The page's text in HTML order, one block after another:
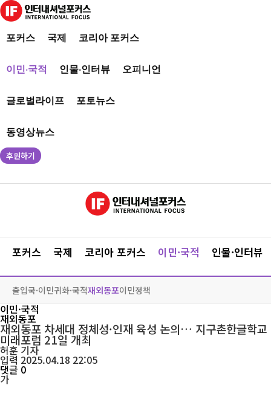
포커스 국제 코리아 포커스
이민·국적 인물·인터뷰 오피니언
글로벌라이프 포토뉴스
동영상뉴스
후원하기
포커스 국제 코리아 포커스 이민·국적 인물·인터뷰
출입국·이민귀화·국적재외동포이민정책
이민·국적
재외동포
재외동포 차세대 정체성·인재 육성 논의… 지구촌한글학교
미래포럼 21일 개최
허훈기자
입력 2025.04.18 22:05
댓글 0
가